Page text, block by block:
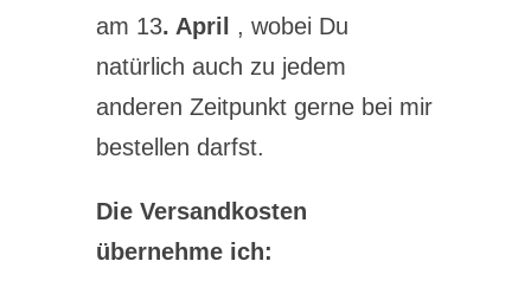
am 13. April , wobei Du
natürlich auch zu jedem
anderen Zeitpunkt gerne bei mir
bestellen darfst.
Die Versandkosten
übernehme ich: